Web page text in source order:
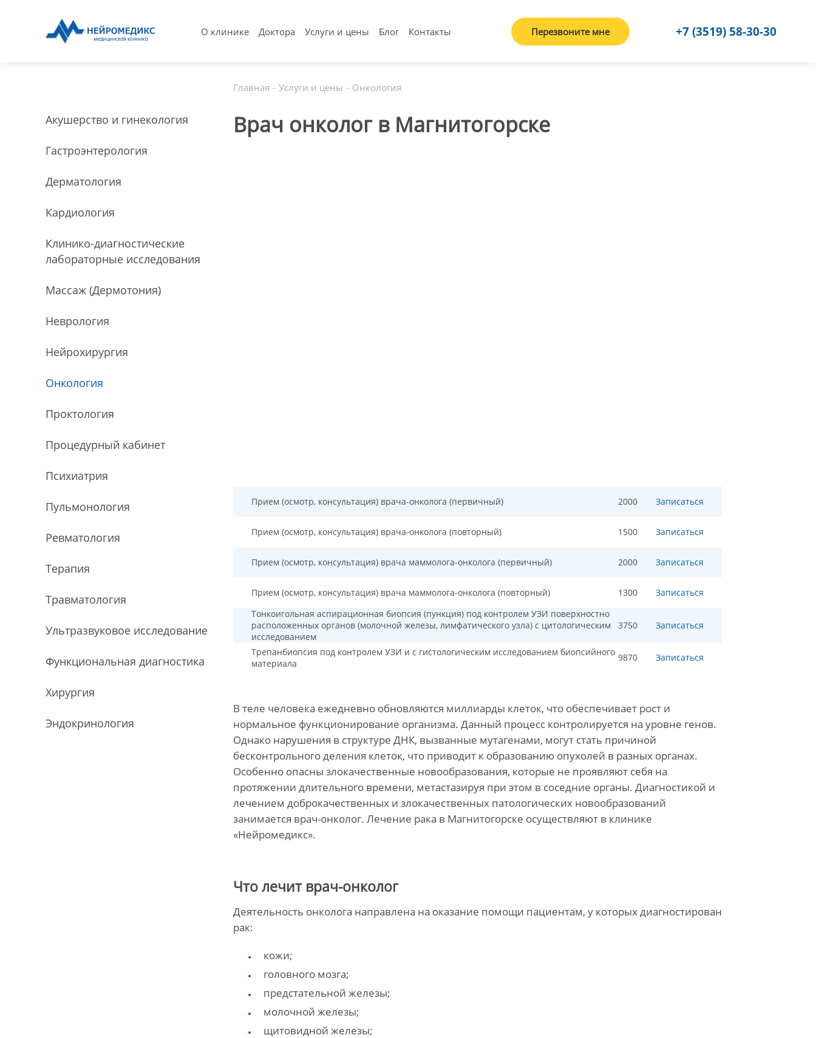
О клинике Доктора Услуги и цены Блог Контакты Перезвоните мне +7 (3519) 58-30-30
Главная Услуги и цены Онкология
Акушерство и гинекология
Гастроэнтерология
Дерматология
Кардиология
Клинико-диагностические
лабораторные исследования
Массаж (Дермотония)
Неврология
Нейрохирургия
Онкология
Проктология
Процедурный кабинет
Психиатрия
Пульмонология
Ревматология
Терапия
Травматология
Ультразвуковоe исследование
Функциональная диагностика
Хирургия
Эндокринология
Врач онколог в Магнитогорске
Прием (осмотр, консультация) врача-онколога (первичный) 2000 Записаться
Прием (осмотр, консультация) врача-онколога (повторный) 1500 Записаться
Прием (осмотр, консультация) врача маммолога-онколога (первичный) 2000 Записаться
Прием (осмотр, консультация) врача маммолога-онколога (повторный) 1300
Записаться
Тонкоигольная аспирационная биопсия (пункция) под контролем УЗИ поверхностно
расположенных органов (молочной железы, лимфатического узла) с цитологическим
исследованием
3750 Записаться
Трепанбиопсия под контролем УЗИ и с гистологическим исследованием биопсийного
материала
9870 Записаться
В теле человека ежедневно обновляются миллиарды клеток, что обеспечивает рост и
нормальное функционирование организма. Данный процесс контролируется на уровне генов.
Однако нарушения в структуре ДНК, вызванные мутагенами, могут стать причиной
бесконтрольного деления клеток, что приводит к образованию опухолей в разных органах.
Особенно опасны злокачественные новообразования, которые не проявляют себя на
протяжении длительного времени, метастазируя при этом в соседние органы. Диагностикой и
лечением доброкачественных и злокачественных патологических новообразований
занимается врач-онколог. Лечение рака в Магнитогорске осуществляют в клинике
«Нейромедикс».
Что лечит врач-онколог
Деятельность онколога направлена на оказание помощи пациентам, у которых диагностирован
рак:
кожи;
головного мозга;
предстательной железы;
молочной железы;
щитовидной железы;